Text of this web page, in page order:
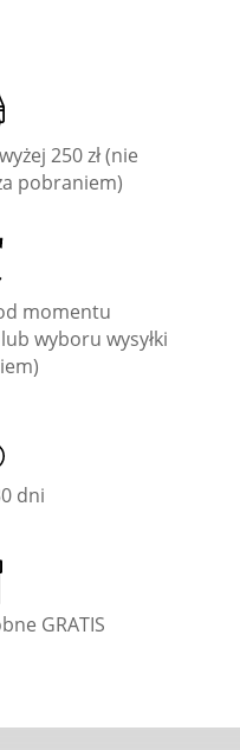
250 zł (nie
pobraniem)
momentu
wyboru wysyłki
dni
GRATIS